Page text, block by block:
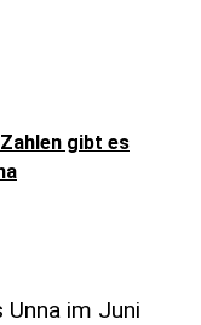
gibt es
im Juni